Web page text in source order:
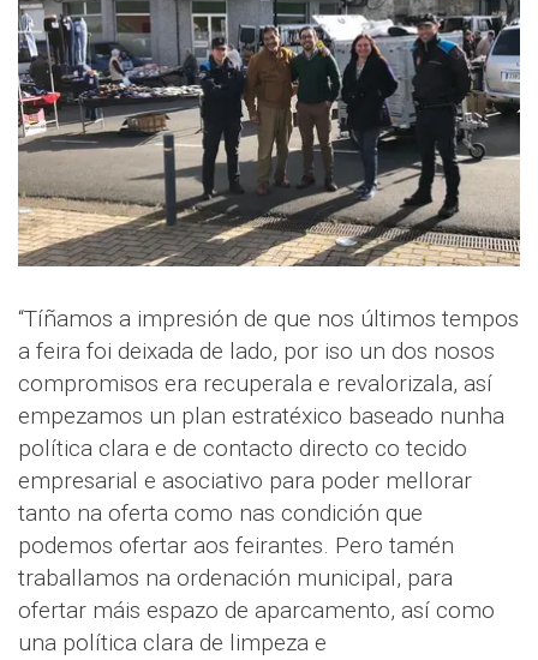
“Tíñamos a impresión de que nos últimos tempos
a feira foi deixada de lado, por iso un dos nosos
compromisos era recuperala e revalorizala, así
empezamos un plan estratéxico baseado nunha
política clara e de contacto directo co tecido
empresarial e asociativo para poder mellorar
tanto na oferta como nas condición que
podemos ofertar aos feirantes. Pero tamén
traballamos na ordenación municipal, para
ofertar máis espazo de aparcamento, así como
una política clara de limpeza e